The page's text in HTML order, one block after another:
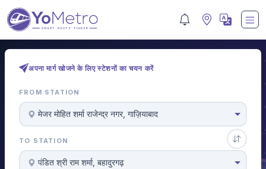
अपना मार्ग खोजने के लिए स्टेशनों का चयन करें
FROM STATION
मे‌‌जर मोहित शर्मा राजेन्द्र नगर, गाज़ियाबाद
TO STATION
पंडित श्री राम शर्मा, बहादुरगढ़